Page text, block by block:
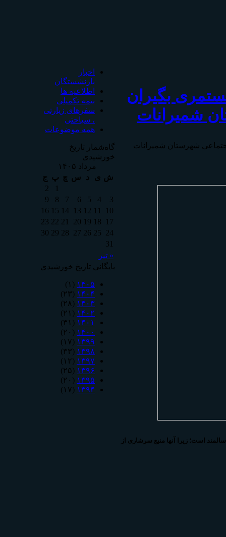
بگیران
شمیرانات
شهرستان شمیرانات
است؛ زیرا آنها منبع سرشاری از
اخبار
بازنشستگان
اطلاعیه ها
بیمه تکمیلی
سفرهای زیارتی
، سیاحتی
همه موضوعات
گاه‌شمار تاریخ
خورشیدی
مرداد ۱۴۰۵
ش ی د س چ پ ج
« تیر
1
2
3
4
5
6
7
8
9
10
11
12
13
14
15
16
17
18
19
20
21
22
23
24
25
26
27
28
29
30
31
بایگانی تاریخ خورشیدی
۱۴۰۵ (۱)
۱۴۰۴ (۲۳)
۱۴۰۳ (۲۸)
۱۴۰۲ (۲۱)
۱۴۰۱ (۳۱)
۱۴۰۰ (۲۰)
۱۳۹۹ (۱۷)
۱۳۹۸ (۳۳)
۱۳۹۷ (۱۲)
۱۳۹۶ (۲۵)
۱۳۹۵ (۲۰)
۱۳۹۴ (۱۷)